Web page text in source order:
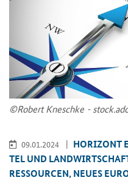
©Ro­bert Kneschke -
09.01.2024
HO­RI­ZONT
TEL UND
RES­SOUR­CEN, NEUES